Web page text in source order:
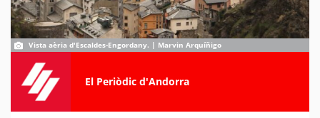
Vista aèria d'Escaldes-Engordany. | Marvin Arquíñigo
El Periòdic d'Andorra